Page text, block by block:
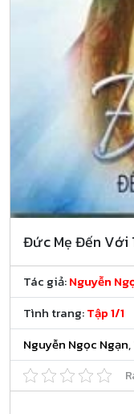
Đức Mẹ Đến Với
Tác giả:Nguyễn
Tình trang:Tập 1/1
Nguyễn Ngọc Ngạn,